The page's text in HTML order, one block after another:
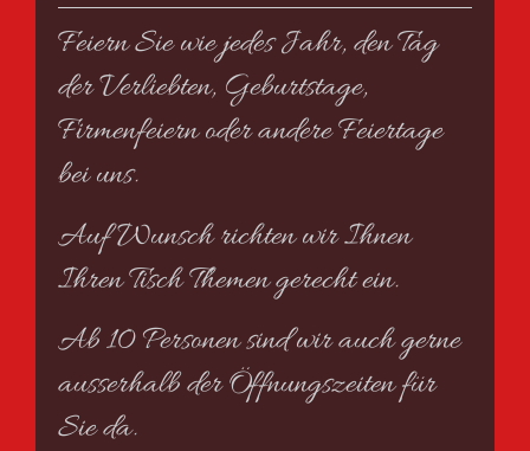
Feiern Sie wie jedes Jahr, den Tag
der Verliebten, Geburtstage,
Firmenfeiern oder andere Feiertage
bei uns.
Auf Wunsch richten wir Ihnen
Ihren Tisch Themen gerecht ein.
Ab 10 Personen sind wir auch gerne
ausserhalb der Öffnungszeiten für
Sie da.